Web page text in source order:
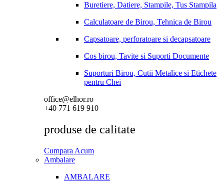
Buretiere, Datiere, Stampile, Tus Stampila
Calculatoare de Birou, Tehnica de Birou
Capsatoare, perforatoare si decapsatoare
Cos birou, Tavite si Suporti Documente
Suporturi Birou, Cutii Metalice si Etichete
pentru Chei
office@elhor.ro
+40 771 619 910
produse de calitate
Cumpara Acum
Ambalare
AMBALARE